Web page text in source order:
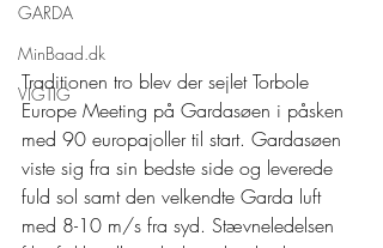
GARDA
MinBaad.dk
VIGTIG
Traditionen tro blev der sejlet Torbole
Europe Meeting på Gardasøen i påsken
med 90 europajoller til start. Gardasøen
viste sig fra sin bedste side og leverede
fuld sol samt den velkendte Garda luft
med 8-10 m/s fra syd. Stævneledelsen